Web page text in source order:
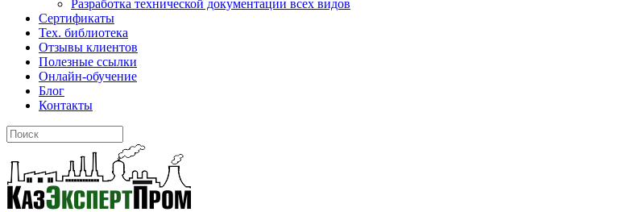
Разработка технической документации всех видов
Сертификаты
Тех. библиотека
Отзывы клиентов
Полезные ссылки
Онлайн-обучение
Блог
Контакты